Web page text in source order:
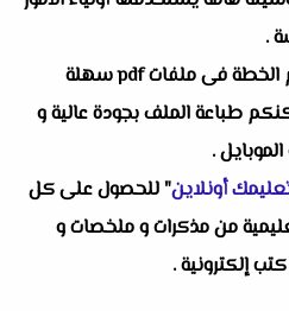
.
و تيسيراً على حضراتكم نقدم الخطة فى ملفات pdf سهلة
طباعة الملف بجودة عالية و
.
أونلاين" للحصول على كل
من مذكرات و ملخصات و
إلكترونية .